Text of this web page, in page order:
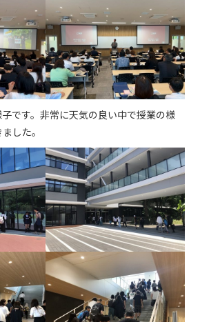
です。非常に天気の良い中で授業の様
した。